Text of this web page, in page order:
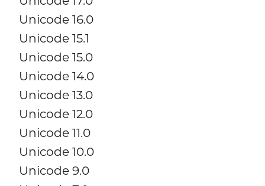
Unicode 16.0
Unicode 15.1
Unicode 15.0
Unicode 14.0
Unicode 13.0
Unicode 12.0
Unicode 11.0
Unicode 10.0
Unicode 9.0